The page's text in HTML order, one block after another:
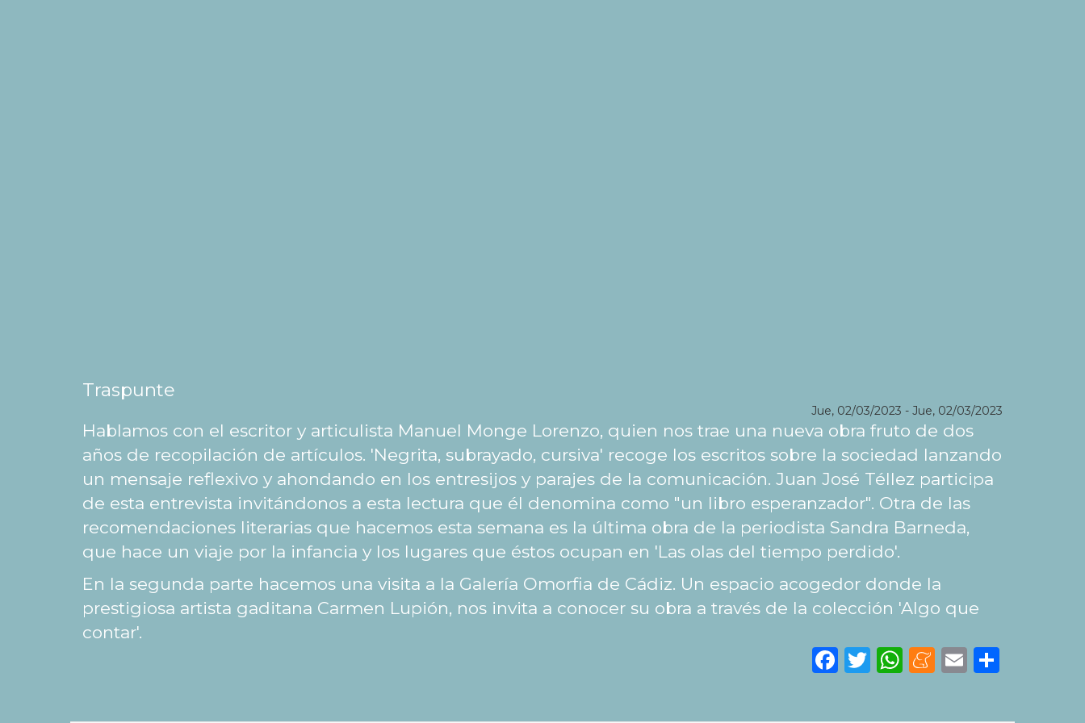
Traspunte
Jue, 02/03/2023 - Jue, 02/03/2023
Hablamos con el escritor y articulista Manuel Monge Lorenzo, quien nos trae una nueva obra fruto de dos
años de recopilación de artículos. 'Negrita, subrayado, cursiva' recoge los escritos sobre la sociedad lanzando
un mensaje reflexivo y ahondando en los entresijos y parajes de la comunicación. Juan José Téllez participa
de esta entrevista invitándonos a esta lectura que él denomina como "un libro esperanzador". Otra de las
recomendaciones literarias que hacemos esta semana es la última obra de la periodista Sandra Barneda,
que hace un viaje por la infancia y los lugares que éstos ocupan en 'Las olas del tiempo perdido'.
En la segunda parte hacemos una visita a la Galería Omorfia de Cádiz. Un espacio acogedor donde la
prestigiosa artista gaditana Carmen Lupión, nos invita a conocer su obra a través de la colección 'Algo que
contar'.
Facebook
Twitter
WhatsApp
Meneame
Email